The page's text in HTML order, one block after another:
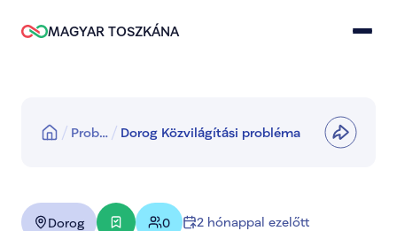
MAGYAR TOSZKÁNA
Prob… Dorog Közvilágítási probléma
Dorog 0 2 hónappal ezelőtt